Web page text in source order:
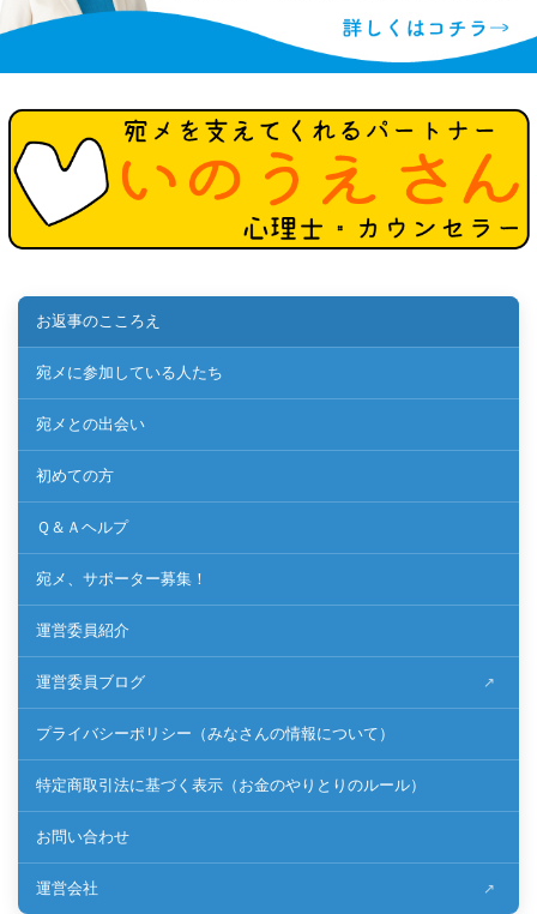
お返事のこころえ
宛メに参加している人たち
宛メとの出会い
初めての方
Ｑ＆Ａヘルプ
宛メ、サポーター募集！
運営委員紹介
運営委員ブログ
プライバシーポリシー（みなさんの情報について）
特定商取引法に基づく表示（お金のやりとりのルール）
お問い合わせ
運営会社